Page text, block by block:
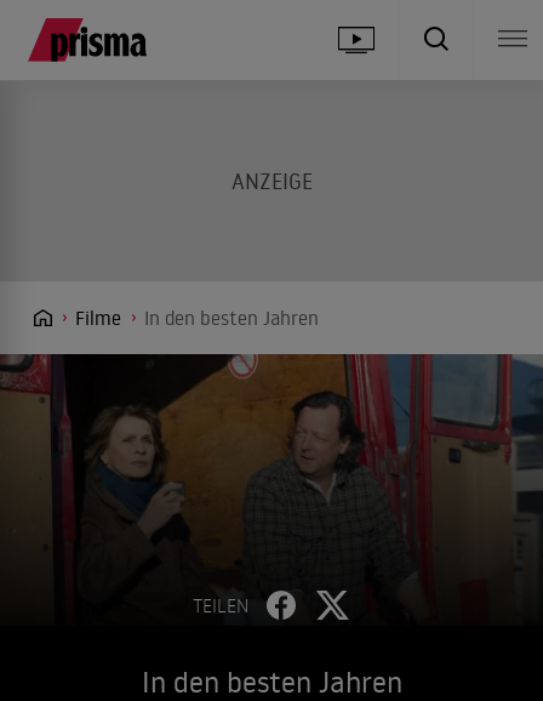
Filme In den besten Jahren
TEILEN
In den besten Jahren